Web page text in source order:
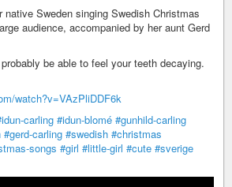
native Sweden singing Swedish Christmas
audience, accompanied by her aunt Gerd
be able to feel your teeth decaying.
watch?v=VAzPliDDF6k
carling #idun-blomé #gunhild-carling
#gerd-carling #swedish #christmas
songs #girl #little-girl #cute #sverige